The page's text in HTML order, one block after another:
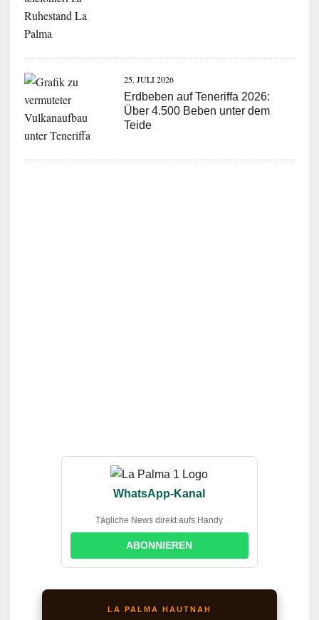
25. JULI 2026
Erdbeben auf Teneriffa 2026:
Über 4.500 Beben unter dem
Teide
WhatsApp-Kanal
Tägliche News direkt aufs Handy
ABONNIEREN
LA PALMA HAUTNAH